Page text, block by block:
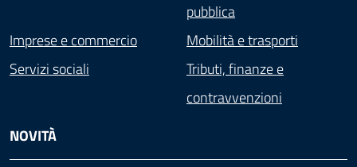
pubblica
Imprese e commercio
Mobilità e trasporti
Servizi sociali
Tributi, finanze e
contravvenzioni
NOVITÀ